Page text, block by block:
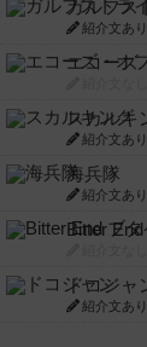
ガルフス
紹介文あり
エコーズ
スカルキ
紹介文あり
海兵隊
紹介文あり
Bitter
ドコジャ
紹介文あり